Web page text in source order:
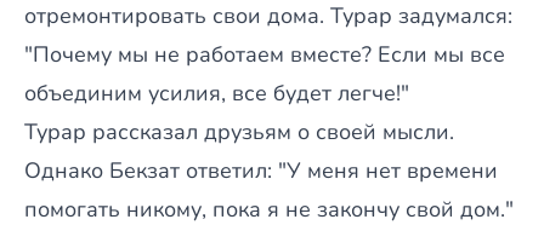
отремонтировать свои дома. Турар задумался:
"Почему мы не работаем вместе? Если мы все
объединим усилия, все будет легче!"
Турар рассказал друзьям о своей мысли.
Однако Бекзат ответил: "У меня нет времени
помогать никому, пока я не закончу свой дом."